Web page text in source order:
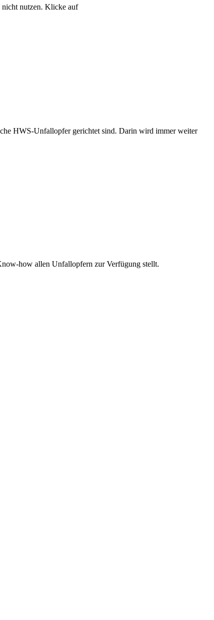
nicht nutzen. Klicke auf
HWS-Unfallopfer gerichtet sind. Darin wird immer weiter
how allen Unfallopfern zur Verfügung stellt.